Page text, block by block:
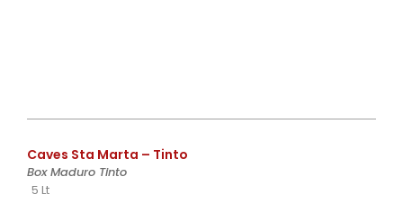
Caves Sta Marta – Tinto
Box Maduro Tinto
5 Lt